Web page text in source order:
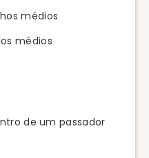
médios
médios
de um passador